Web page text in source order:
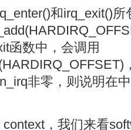
和irq_exit()
函数中，会调用
非零，则说明在
，我们来看